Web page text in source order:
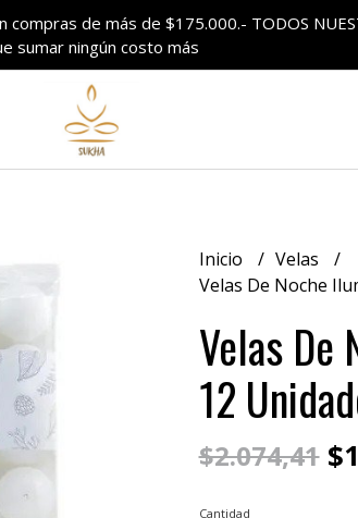
de más de $175.000.- TODOS
sumar ningún costo más
Inicio
Velas
Velas De Noche
Velas De
12
$2.074,41
Cantidad